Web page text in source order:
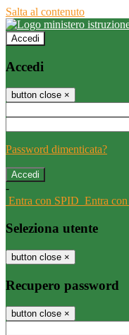
Salta al contenuto
Accedi
Accedi
button close ×
Password dimenticata?
-
Entra con SPID Entra
Seleziona utente
button close ×
Recupero password
button close ×